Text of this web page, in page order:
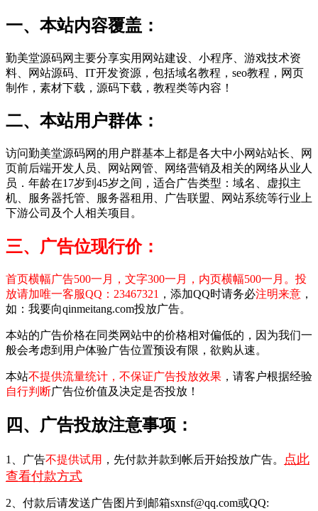
一、本站内容覆盖：
勤美堂源码网主要分享实用网站建设、小程序、游戏技术资
料、网站源码、IT开发资源，包括域名教程，seo教程，网页
制作，素材下载，源码下载，教程类等内容！
二、本站用户群体：
访问勤美堂源码网的用户群基本上都是各大中小网站站长、网
页前后端开发人员、网站网管、网络营销及相关的网络从业人
员．年龄在17岁到45岁之间，适合广告类型：域名、虚拟主
机、服务器托管、服务器租用、广告联盟、网站系统等行业上
下游公司及个人相关项目。
三、广告位现行价：
首页横幅广告500一月，文字300一月，内页横幅500一月。投
放请加唯一客服QQ：23467321 ，添加QQ时请务必注明来意 ，
如：我要向qinmeitang.com投放广告。
本站的广告价格在同类网站中的价格相对偏低的，因为我们一
般会考虑到用户体验广告位置预设有限，欲购从速。
本站不提供流量统计，不保证广告投放效果 ，请客户根据经验
自行判断广告位价值及决定是否投放！
四、广告投放注意事项：
1、广告不提供试用 ，先付款并款到帐后开始投放广告。
点此
查看付款方式
2、付款后请发送广告图片到邮箱sxnsf@qq.com或QQ: